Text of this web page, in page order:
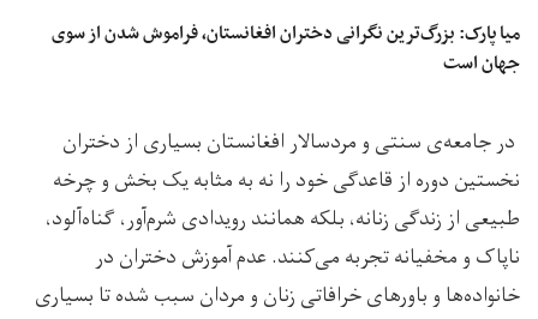
میا پارک: بزرگ‌ترین نگرانی دختران افغانستان، فراموش شدن از سوی
جهان است
در جامعه‌ی سنتی و مردسالار افغانستان بسیاری از دختران
نخستین دوره از قاعدگی خود را نه به مثابه یک بخش و چرخه
طبیعی از زندگی زنانه، بلکه همانند رویدادی شرم‌آور، گناه‌آلود،
ناپاک و مخفیانه تجربه می‌کنند. عدم آموزش دختران در
خانواده‌ها و باورهای خرافاتی زنان و مردان سبب شده تا بسیاری